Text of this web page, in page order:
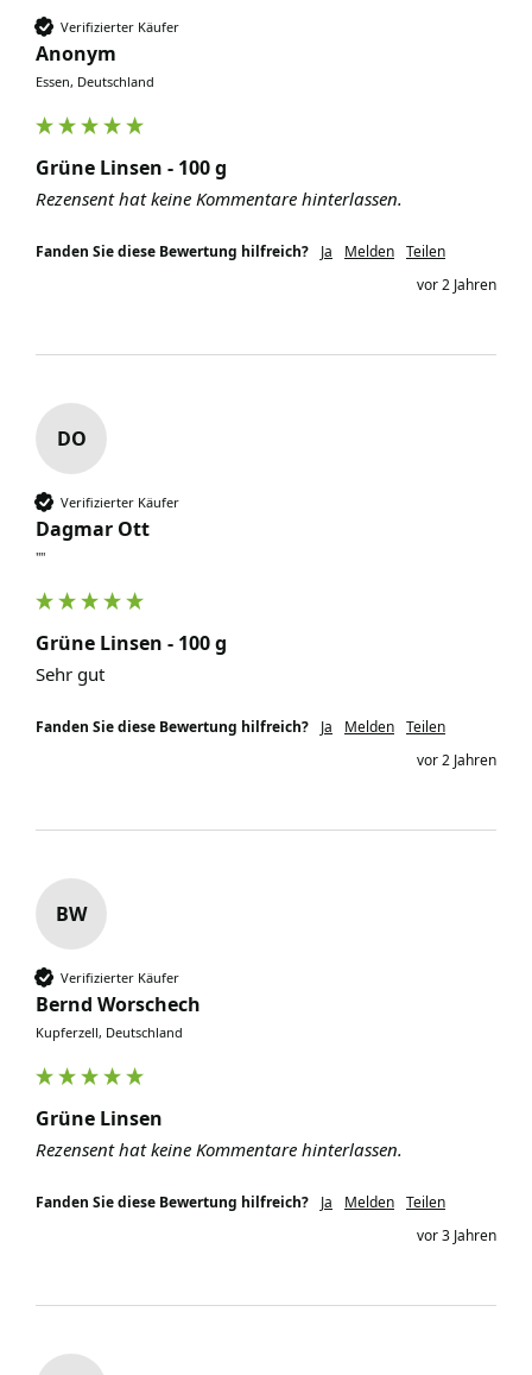
Verifizierter Käufer
Anonym
Essen, Deutschland
Grüne Linsen - 100 g
Rezensent hat keine Kommentare hinterlassen.
Fanden Sie diese Bewertung hilfreich? Ja Melden Teilen
vor 2 Jahren
DO
Verifizierter Käufer
Dagmar Ott
""
Grüne Linsen - 100 g
Sehr gut
Fanden Sie diese Bewertung hilfreich? Ja Melden Teilen
vor 2 Jahren
BW
Verifizierter Käufer
Bernd Worschech
Kupferzell, Deutschland
Grüne Linsen
Rezensent hat keine Kommentare hinterlassen.
Fanden Sie diese Bewertung hilfreich? Ja Melden Teilen
vor 3 Jahren